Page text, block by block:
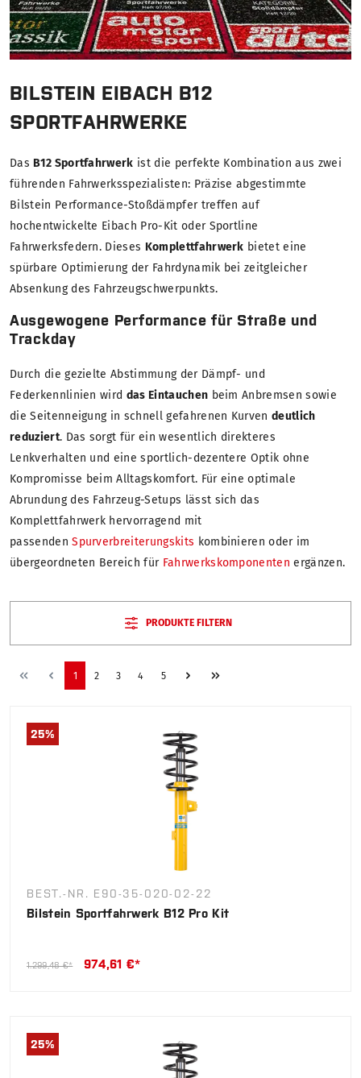
BILSTEIN EIBACH B12
SPORTFAHRWERKE
Das B12 Sportfahrwerk ist die perfekte Kombination aus zwei
führenden Fahrwerksspezialisten: Präzise abgestimmte
Bilstein Performance-Stoßdämpfer treffen auf
hochentwickelte Eibach Pro-Kit oder Sportline
Fahrwerksfedern. Dieses Komplettfahrwerk bietet eine
spürbare Optimierung der Fahrdynamik bei zeitgleicher
Absenkung des Fahrzeugschwerpunkts.
Ausgewogene Performance für Straße und
Trackday
Durch die gezielte Abstimmung der Dämpf- und
Federkennlinien wird das Eintauchen beim Anbremsen sowie
die Seitenneigung in schnell gefahrenen Kurvendeutlich
reduziert. Das sorgt für ein wesentlich direkteres
Lenkverhalten und eine sportlich-dezentere Optik ohne
Kompromisse beim Alltagskomfort. Für eine optimale
Abrundung des Fahrzeug-Setups lässt sich das
Komplettfahrwerk hervorragend mit
passendenSpurverbreiterungskits kombinieren oder im
übergeordneten Bereich für Fahrwerkskomponenten ergänzen.
PRODUKTE FILTERN
1 2 3 4 5
25%
BEST.-NR. E90-35-020-02-22
Bilstein Sportfahrwerk B12 Pro Kit
1.299,48 €* 974,61 €*
25%